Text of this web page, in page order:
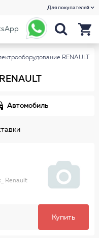
Для покупателей
RENAULT
Автомобиль
Renault
Купить